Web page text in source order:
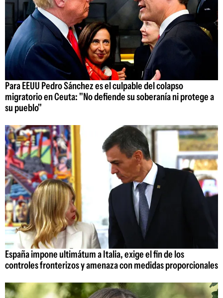
Para EEUU Pedro Sánchez es el culpable del colapso
migratorio en Ceuta: "No defiende su soberanía ni protege a
su pueblo"
España impone ultimátum a Italia, exige el fin de los
controles fronterizos y amenaza con medidas proporcionales